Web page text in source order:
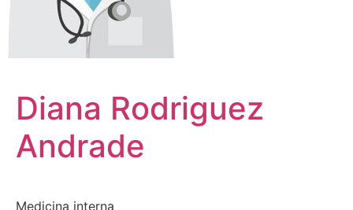
Diana Rodriguez
Andrade
Medicina interna